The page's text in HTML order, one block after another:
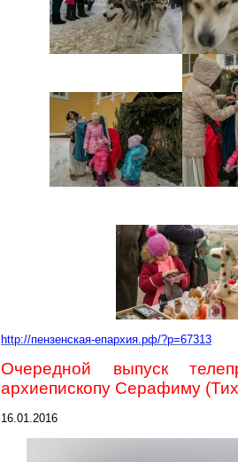
http://пензенская-епархия.рф/?p=67313
Очередной выпуск
архиепископу Серафиму
16.01.2016